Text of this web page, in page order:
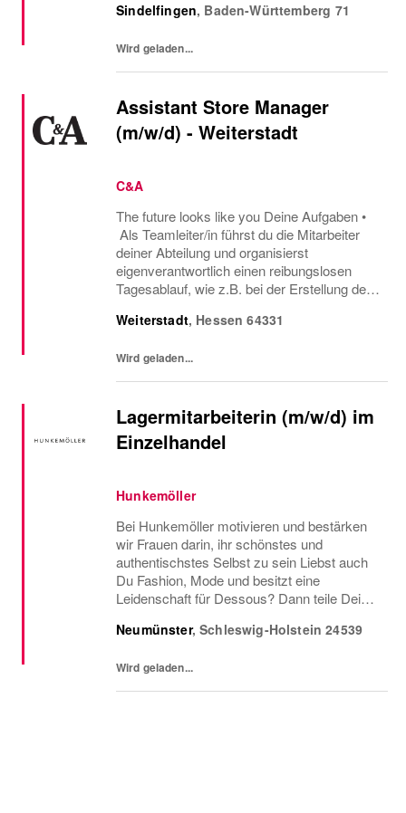
Größe verfügbar ist oder welcher Gürtel gut
Sindelfingen, Baden-Württemberg 71
Wird geladen...
Assistant Store Manager
(m/w/d) - Weiterstadt
C&A
The future looks like you Deine Aufgaben •
Als Teamleiter/in führst du die Mitarbeiter
deiner Abteilung und organisierst
eigenverantwortlich einen reibungslosen
Tagesablauf, wie z.B. bei der Erstellung der
Warenmanagement. • Wenn es ums
Weiterstadt, Hessen 64331
Wird geladen...
Lagermitarbeiterin (m/w/d) im
Einzelhandel
Hunkemöller
Bei Hunkemöller motivieren und bestärken
wir Frauen darin, ihr schönstes und
authentischstes Selbst zu sein Liebst auch
Du Fashion, Mode und besitzt eine
Leidenschaft für Dessous? Dann teile Deine
neuer Lagermitarbeiterin in Teilzeit mit 18 –
Neumünster,Schleswig-Holstein 24539
Wird geladen...